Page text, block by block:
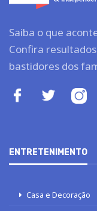
Saiba o que
Confira
bastidores dos
ENTRETENIMENTO
Casa e Decoração